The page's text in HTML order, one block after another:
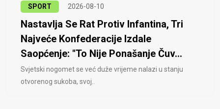
SPORT 2026-08-10
Nastavlja Se Rat Protiv Infantina, Tri
Najveće Konfederacije Izdale
Saopćenje: "To Nije Ponašanje Čuv...
Svjetski nogomet se već duže vrijeme nalazi u stanju
otvorenog sukoba, svoj..